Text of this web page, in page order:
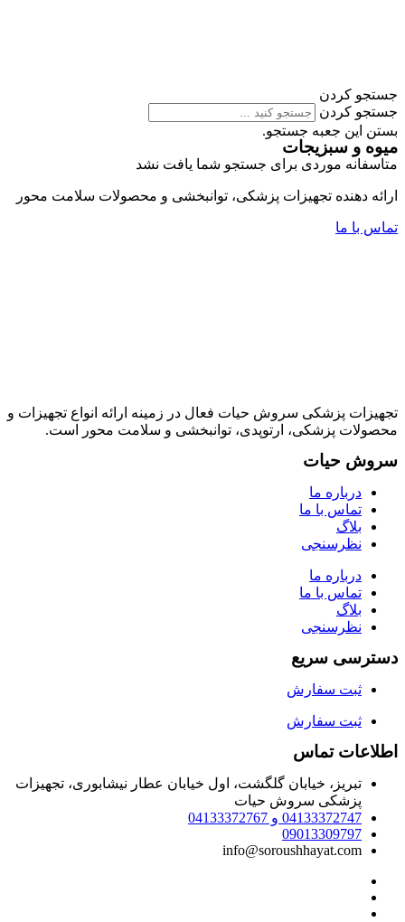
جستجو کردن
جستجو کردن
بستن این جعبه جستجو.
میوه و سبزیجات
متاسفانه موردی برای جستجو شما یافت نشد
ارائه دهنده تجهیزات پزشکی، توانبخشی و محصولات سلامت محور
تماس با ما
تجهیزات پزشکی سروش حیات فعال در زمینه ارائه انواع تجهیزات و
محصولات پزشکی، ارتوپدی، توانبخشی و سلامت محور است.
سروش حیات
درباره ما
تماس با ما
بلاگ
نظرسنجی
درباره ما
تماس با ما
بلاگ
نظرسنجی
دسترسی سریع
ثبت سفارش
ثبت سفارش
اطلاعات تماس
تبریز، خیابان گلگشت، اول خیابان عطار نیشابوری، تجهیزات
پزشکی سروش حیات
04133372747 و 04133372767
09013309797
info@soroushhayat.com